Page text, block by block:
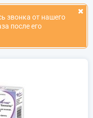
звонка от нашего
после его